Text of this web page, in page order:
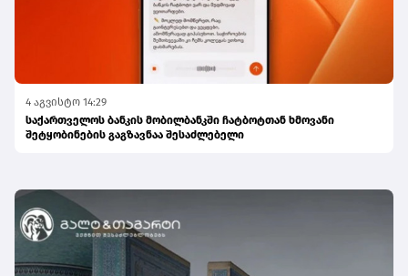
4 აგვისტო 14:29
საქართველოს ბანკის მობილბანკში ჩატბოტთან ხმოვანი
შეტყობინების გაგზავნაა შესაძლებელი